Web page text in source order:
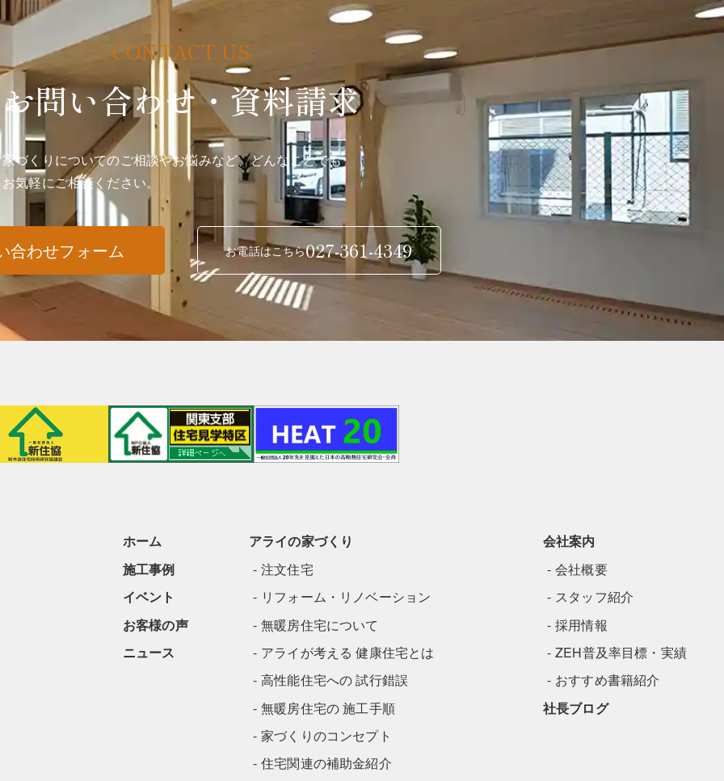
お問い合わせ・資料請求
家づくりについてのご相談やお悩みなど、どんなことでも
お気軽にご相談ください。
合わせフォーム お電話はこちら027-361-4349
ホーム
アライの家づくり
注文住宅
リフォーム・リノベーション
無暖房住宅について
アライが考える 健康住宅とは
高性能住宅への 試行錯誤
無暖房住宅の 施工手順
家づくりのコンセプト
住宅関連の補助金紹介
会社案内
会社概要
スタッフ紹介
採用情報
ZEH普及率目標・実績
おすすめ書籍紹介
施工事例
イベント
お客様の声
ニュース
社長ブログ